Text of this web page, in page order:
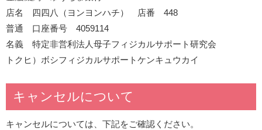
店名 四四八（ヨンヨンハチ） 店番 448
普通 口座番号 4059114
名義 特定非営利法人母子フィジカルサポート研究会
トクヒ）ボシフィジカルサポートケンキュウカイ
キャンセルについて
キャンセルについては、下記をご確認ください。